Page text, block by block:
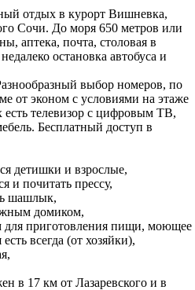
отдых в курорт Вишневка,
Сочи. До моря 650 метров или
аптека, почта, столовая в
остановка автобуса и
выбор номеров, по
от эконом с условиями на этаже
есть телевизор с цифровым ТВ,
Бесплатный доступ в
детишки и взрослые,
и почитать прессу,
шашлык,
домиком,
для приготовления пищи, моющее
всегда (от хозяйки),
в 17 км от Лазаревского и в